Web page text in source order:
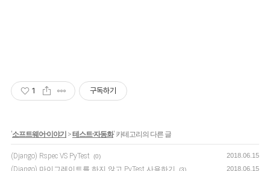
1 구독하기
'소프트웨어-이야기 >테스트-자동화' 카테고리의 다른 글
(Django) Rspec VS PyTest (0) 2018.06.15
(Django) 마이그레이트를 하지 않고 PyTest 사용하기 (3) 2018.06.15